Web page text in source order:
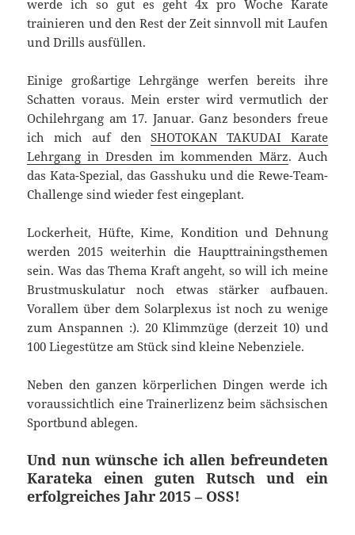
werde ich so gut es geht 4x pro Woche Karate
trainieren und den Rest der Zeit sinnvoll mit Laufen
und Drills ausfüllen.
Einige großartige Lehrgänge werfen bereits ihre
Schatten voraus. Mein erster wird vermutlich der
Ochilehrgang am 17. Januar. Ganz besonders freue
ich mich auf denSHOTOKAN TAKUDAI Karate
Lehrgang in Dresden im kommenden März. Auch
das Kata-Spezial, das Gasshuku und die Rewe-Team-
Challenge sind wieder fest eingeplant.
Lockerheit, Hüfte, Kime, Kondition und Dehnung
werden 2015 weiterhin die Haupttrainingsthemen
sein. Was das Thema Kraft angeht, so will ich meine
Brustmuskulatur noch etwas stärker aufbauen.
Vorallem über dem Solarplexus ist noch zu wenige
zum Anspannen :). 20 Klimmzüge (derzeit 10) und
100 Liegestütze am Stück sind kleine Nebenziele.
Neben den ganzen körperlichen Dingen werde ich
voraussichtlich eine Trainerlizenz beim sächsischen
Sportbund ablegen.
Und nun wünsche ich allen befreundeten
Karateka einen guten Rutsch und ein
erfolgreiches Jahr 2015 – OSS!